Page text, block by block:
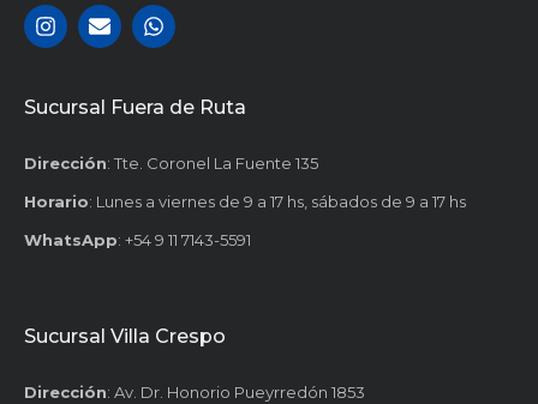
Sucursal Fuera de Ruta
Dirección: Tte. Coronel La Fuente 135
Horario: Lunes a viernes de 9 a 17 hs, sábados de 9 a 17 hs
WhatsApp: +54 9 11 7143-5591
Sucursal Villa Crespo
Dirección: Av. Dr. Honorio Pueyrredón 1853